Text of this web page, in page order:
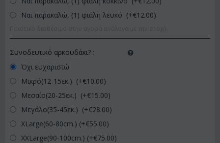
Ναι παρακαλώ, (1) φιάλη λευκό (+€12.00)
Συνοδευτικό αρκουδάκι? :
Όχι ευχαριστώ
Μικρό(12-15εκ.) (+€10.00)
Μεσαίο(20-25εκ.) (+€15.00)
Μεγάλο(35-45εκ.) (+€28.00)
XLarge(60-80cm.) (+€55.00)
XXLarge(90-100cm.) (+€75.00)